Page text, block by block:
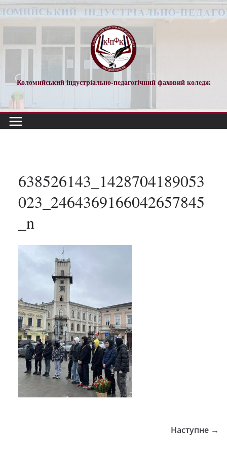
Перейти
до
Коломийський індустріально-педагогічний фаховий коледж
638526143_1428704189053
023_2464369166042657845
_n
Наступне →